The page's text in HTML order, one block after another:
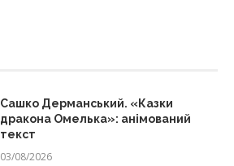
Сашко Дерманський. «Казки
дракона Омелька»: анімований
текст
03/08/2026